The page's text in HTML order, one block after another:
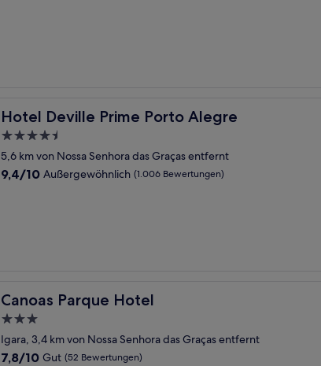
Hotel Deville Prime Porto Alegre
Hotel Deville Prime Porto Alegre
4.5-
Sterne-
Unterkunft
5,6 km von Nossa Senhora das Graças entfernt
9.4
9,4/10 Außergewöhnlich (1.006 Bewertungen)
Canoas Parque Hotel
Canoas Parque Hotel
3.0-
Sterne-
Unterkunft
Igara, 3,4 km von Nossa Senhora das Graças entfernt
7.8
7,8/10 Gut (52 Bewertungen)